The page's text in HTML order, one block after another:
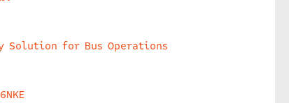
Solution for Bus Operations